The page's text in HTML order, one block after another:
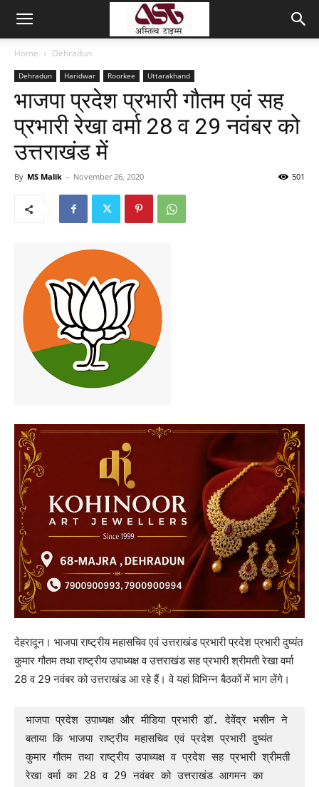
Home Dehradun
Dehradun Haridwar Roorkee Uttarakhand
भाजपा प्रदेश प्रभारी गौतम एवं सह
प्रभारी रेखा वर्मा 28 व 29 नवंबर को
उत्तराखंड में
By MS Malik - November 26, 2020 501
देहरादून। भाजपा राष्ट्रीय महासचिव एवं उत्तराखंड प्रभारी प्रदेश प्रभारी दुष्यंत
कुमार गौतम तथा राष्ट्रीय उपाध्यक्ष व उत्तराखंड सह प्रभारी श्रीमती रेखा वर्मा
28 व 29 नवंबर को उत्तराखंड आ रहे हैं। वे यहां विभिन्न बैठकों में भाग लेंगे।
भाजपा प्रदेश उपाध्यक्ष और मीडिया प्रभारी डॉ. देवेंद्र भसीन ने
बताया कि भाजपा राष्ट्रीय महासचिव एवं प्रदेश प्रभारी दुष्यंत
कुमार गौतम तथा राष्ट्रीय उपाध्यक्ष व प्रदेश सह प्रभारी श्रीमती
रेखा वर्मा का 28 व 29 नवंबर को उत्तराखंड आगमन का